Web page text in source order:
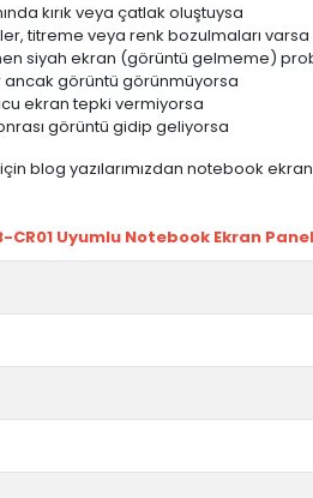
kırık veya çatlak oluştuysa
titreme veya renk bozulmaları varsa
siyah ekran (görüntü gelmeme)
ancak görüntü görünmüyorsa
ekran tepki vermiyorsa
görüntü gidip geliyorsa
için blog yazılarımızdan notebook
Uyumlu Notebook Ekran